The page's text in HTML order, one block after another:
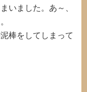
いました。あ～、
棒をしてしまって